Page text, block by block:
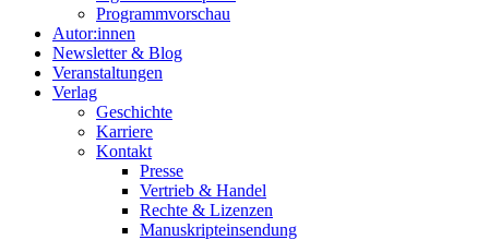
Programmvorschau
Autor:innen
Newsletter & Blog
Veranstaltungen
Verlag
Geschichte
Karriere
Kontakt
Presse
Vertrieb & Handel
Rechte & Lizenzen
Manuskripteinsendung